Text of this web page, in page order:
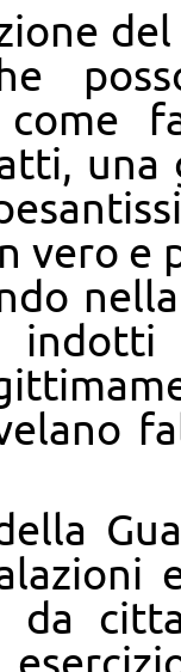
come
una
vero e
da